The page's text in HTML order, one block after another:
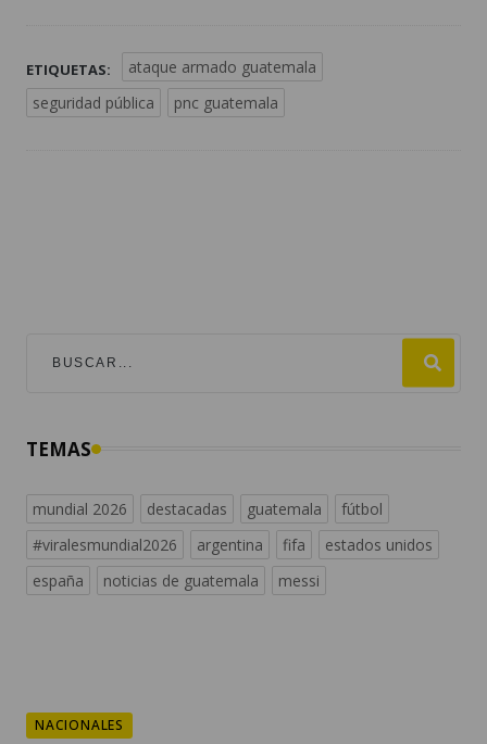
ETIQUETAS:
ataque armado guatemala
seguridad pública
pnc guatemala
TEMAS
mundial 2026 destacadas guatemala
fútbol
#viralesmundial2026
argentina fifa
estados unidos
españa
noticias de guatemala messi
NACIONALES